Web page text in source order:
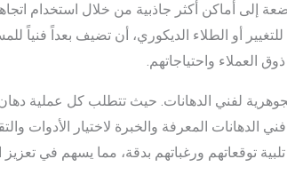
إلى أماكن أكثر جاذبية من خلال استخدام
للتغيير أو الطلاء الديكوري، أن تضيف بعداً
العملاء واحتياجاتهم.
لفني الدهانات. حيث تتطلب كل عملية
المعرفة والخبرة لاختيار الأدوات
تلبية توقعاتهم ورغباتهم بدقة، مما يسهم في